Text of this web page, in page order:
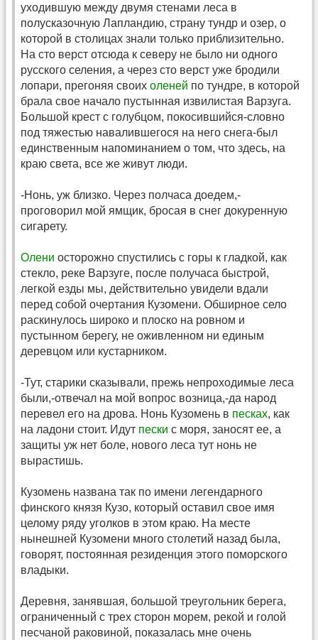
уходившую между двумя стенами леса в
полусказочную Лапландию, страну тундр и озер, о
которой в столицах знали только приблизительно.
На сто верст отсюда к северу не было ни одного
русского селения, а через сто верст уже бродили
лопари, прегоняя своих оленей по тундре, в которой
брала свое начало пустынная извилистая Варзуга.
Большой крест с голубцом, покосившийся-словно
под тяжестью навалившегося на него снега-был
единственным напоминанием о том, что здесь, на
краю света, все же живут люди.
-Нонь, уж близко. Через полчаса доедем,-
проговорил мой ямщик, бросая в снег докуренную
сигарету.
Олени осторожно спустились с горы к гладкой, как
стекло, реке Варзуге, после получаса быстрой,
легкой езды мы, действительно увидели вдали
перед собой очертания Кузомени. Обширное село
раскинулось широко и плоско на ровном и
пустынном берегу, не оживленном ни единым
деревцом или кустарником.
-Тут, старики сказывали, прежь непроходимые леса
были,-отвечал на мой вопрос возница,-да народ
перевел его на дрова. Нонь Кузомень в песках, как
на ладони стоит. Идут пески с моря, заносят ее, а
защиты уж нет боле, нового леса тут нонь не
вырастишь.
Кузомень названа так по имени легендарного
финского князя Кузо, который оставил свое имя
целому ряду уголков в этом краю. На месте
нынешней Кузомени много столетий назад была,
говорят, постоянная резиденция этого поморского
владыки.
Деревня, занявшая, большой треугольник берега,
ограниченный с трех сторон морем, рекой и голой
песчаной раковиной, показалась мне очень